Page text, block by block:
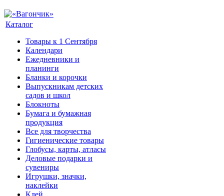
Каталог
Товары к 1 Сентября
Календари
Ежедневники и
планинги
Бланки и корочки
Выпускникам детских
садов и школ
Блокноты
Бумага и бумажная
продукция
Все для творчества
Гигиенические товары
Глобусы, карты, атласы
Деловые подарки и
сувениры
Игрушки, значки,
наклейки
Клей